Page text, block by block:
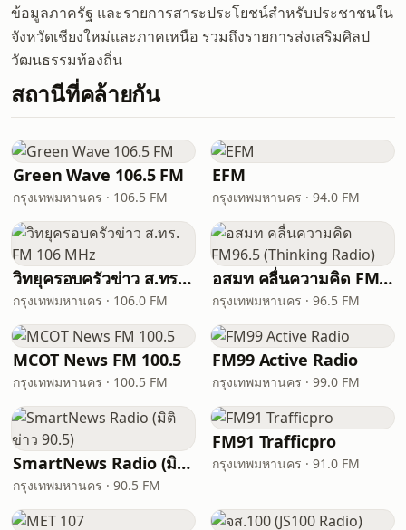
ข้อมูลภาครัฐ และรายการสาระประโยชน์สำหรับประชาชนใน
จังหวัดเชียงใหม่และภาคเหนือ รวมถึงรายการส่งเสริมศิลป
วัฒนธรรมท้องถิ่น
สถานีที่คล้ายกัน
Green Wave 106.5 FM
กรุงเทพมหานคร · 106.5 FM
EFM
กรุงเทพมหานคร · 94.0 FM
วิทยุครอบครัวข่าว ส.ทร. FM 106 MHz
กรุงเทพมหานคร · 106.0 FM
อสมท คลื่นความคิด FM96.5 (Thinking Radio)
กรุงเทพมหานคร · 96.5 FM
MCOT News FM 100.5
กรุงเทพมหานคร · 100.5 FM
FM99 Active Radio
กรุงเทพมหานคร · 99.0 FM
SmartNews Radio (มิติข่าว 90.5)
กรุงเทพมหานคร · 90.5 FM
FM91 Trafficpro
กรุงเทพมหานคร · 91.0 FM